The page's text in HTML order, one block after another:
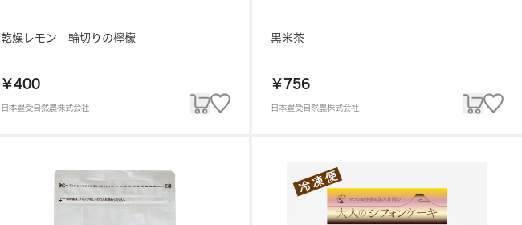
乾燥レモン 輪切りの檸檬
￥400
日本豊受自然農株式会社
黒米茶
￥756
日本豊受自然農株式会社